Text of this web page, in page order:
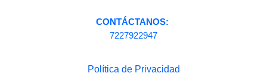
CONTÁCTANOS:
7227922947
Política de Privacidad